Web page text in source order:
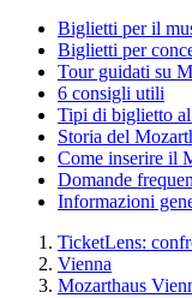
Biglietti per il
Biglietti per
Tour guidati su
6 consigli utili
Tipi di biglietto
Storia del
Come inserire il
Domande
Informazioni
TicketLens:
Vienna
Mozarthaus